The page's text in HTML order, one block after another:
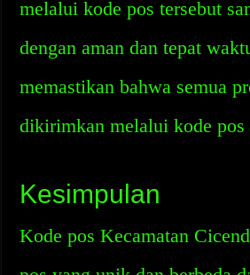
melalui kode pos tersebut
dengan aman dan tepat
memastikan bahwa semua
dikirimkan melalui kode pos
Kesimpulan
Kode pos Kecamatan